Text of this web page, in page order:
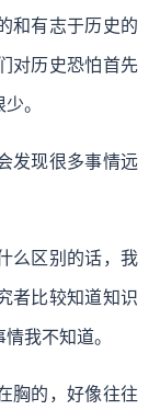
和有志于历史的
对历史恐怕首先
。
发现很多事情远
么区别的话，我
者比较知道知识
我不知道。
胸的，好像往往